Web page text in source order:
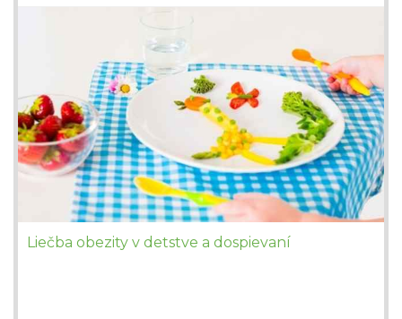
Liečba obezity v detstve a dospievaní